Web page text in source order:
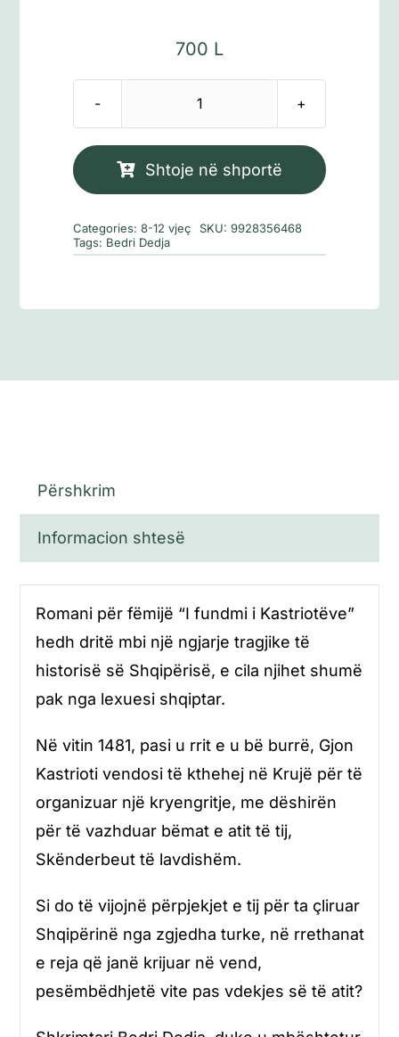
700 L
Sasi
Fundmi
Shtoje në shportë
Categories:8-12 vjeç SKU:9928356468
Tags: Bedri Dedja
Përshkrim
Informacion shtesë
Romani për fëmijë “I fundmi i Kastriotëve”
hedh dritë mbi një ngjarje tragjike të
historisë së Shqipërisë, e cila njihet shumë
pak nga lexuesi shqiptar.
Në vitin 1481, pasi u rrit e u bë burrë, Gjon
Kastrioti vendosi të kthehej në Krujë për të
organizuar një kryengritje, me dëshirën
për të vazhduar bëmat e atit të tij,
Skënderbeut të lavdishëm.
Si do të vijojnë përpjekjet e tij për ta çliruar
Shqipërinë nga zgjedha turke, në rrethanat
e reja që janë krijuar në vend,
pesëmbëdhjetë vite pas vdekjes së të atit?